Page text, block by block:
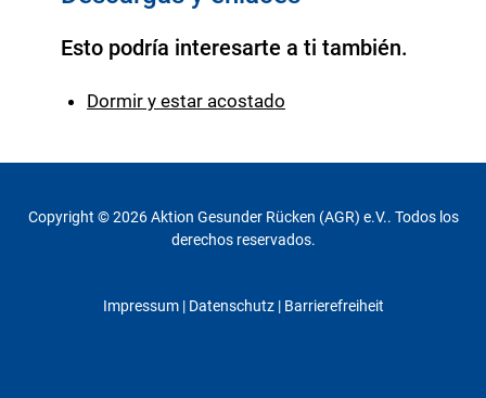
Esto podría interesarte a ti también.
Dormir y estar acostado
Copyright © 2026 Aktion Gesunder Rücken (AGR) e.V.. Todos los
derechos reservados.
Impressum| Datenschutz| Barrierefreiheit